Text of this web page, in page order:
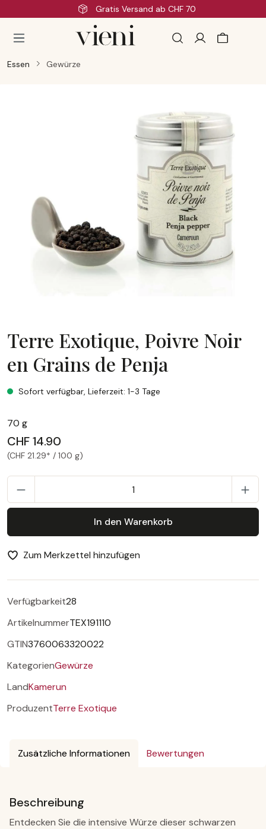
Zum Hauptinhalt springen
Gratis Versand ab CHF 70
Essen Gewürze
Terre Exotique, Poivre Noir
en Grains de Penja
Terre Exotique, Poivre Noir en Grains de Penja
Sofort verfügbar, Lieferzeit: 1-3 Tage
70 g
CHF 14.90
(CHF 21.29* / 100 g)
In den Warenkorb
Zum Merkzettel hinzufügen
Verfügbarkeit28
ArtikelnummerTEX191110
GTIN3760063320022
KategorienGewürze
LandKamerun
ProduzentTerre Exotique
Zusätzliche Informationen Bewertungen
Beschreibung
Entdecken Sie die intensive Würze dieser schwarzen